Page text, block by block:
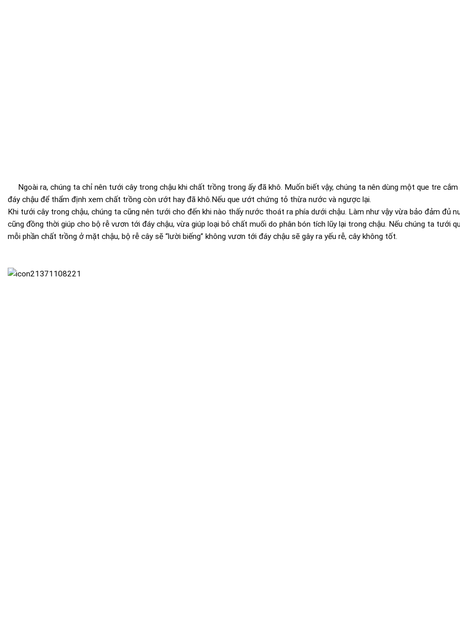
Ngoài ra, chúng ta chỉ nên tưới cây trong chậu khi chất trồng trong ấy đã khô. Muốn biết vậy, chúng ta nên dùng một que tre cắm
đáy chậu để thẩm định xem chất trồng còn ướt hay đã khô.Nếu que ướt chứng tỏ thừa nước và ngược lại.
Khi tưới cây trong chậu, chúng ta cũng nên tưới cho đến khi nào thấy nước thoát ra phía dưới chậu. Làm như vậy vừa bảo đảm đủ
cũng đồng thời giúp cho bộ rễ vươn tới đáy chậu, vừa giúp loại bỏ chất muối do phân bón tích lũy lại trong chậu. Nếu chúng ta tưới
mỗi phần chất trồng ở mặt chậu, bộ rễ cây sẽ “lười biếng” không vươn tới đáy chậu sẽ gây ra yếu rễ, cây không tốt.